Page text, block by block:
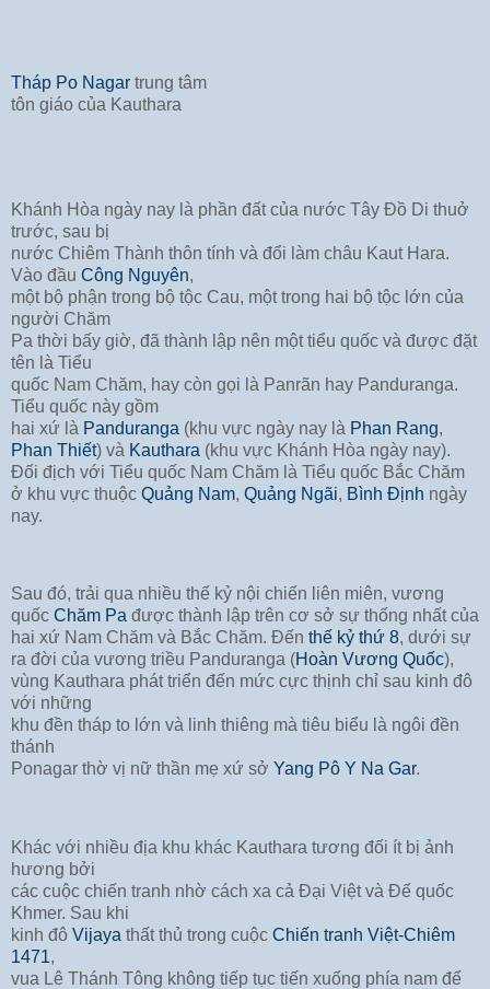
Tháp Po Nagar trung tâm
tôn giáo của Kauthara
Khánh Hòa ngày nay là phần đất của nước Tây Đồ Di thuở
trước, sau bị
nước Chiêm Thành thôn tính và đổi làm châu Kaut Hara.
Vào đầu Công Nguyên,
một bộ phận trong bộ tộc Cau, một trong hai bộ tộc lớn của
người Chăm
Pa thời bấy giờ, đã thành lập nên một tiểu quốc và được đặt
tên là Tiểu
quốc Nam Chăm, hay còn gọi là Panrãn hay Panduranga.
Tiểu quốc này gồm
hai xứ là Panduranga (khu vực ngày nay là Phan Rang,
Phan Thiết) và Kauthara (khu vực Khánh Hòa ngày nay).
Đối địch với Tiểu quốc Nam Chăm là Tiểu quốc Bắc Chăm
ở khu vực thuộc Quảng Nam, Quảng Ngãi, Bình Định ngày
nay.
Sau đó, trải qua nhiều thế kỷ nội chiến liên miên, vương
quốc Chăm Pa được thành lập trên cơ sở sự thống nhất của
hai xứ Nam Chăm và Bắc Chăm. Đến thế kỷ thứ 8, dưới sự
ra đời của vương triều Panduranga (Hoàn Vương Quốc),
vùng Kauthara phát triển đến mức cực thịnh chỉ sau kinh đô
với những
khu đền tháp to lớn và linh thiêng mà tiêu biểu là ngôi đền
thánh
Ponagar thờ vị nữ thần mẹ xứ sở Yang Pô Y Na Gar.
Khác với nhiều địa khu khác Kauthara tương đối ít bị ảnh
hương bởi
các cuộc chiến tranh nhờ cách xa cả Đại Việt và Đế quốc
Khmer. Sau khi
kinh đô Vijaya thất thủ trong cuộc Chiến tranh Việt-Chiêm
1471,
vua Lê Thánh Tông không tiếp tục tiến xuống phía nam để